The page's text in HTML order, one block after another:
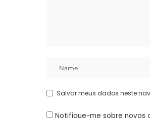
Salvar meus dados neste
Notifique-me sobre novos